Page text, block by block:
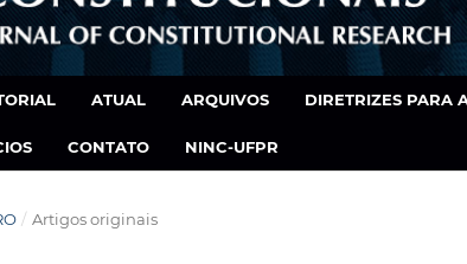
ATUAL ARQUIVOS DIRETRIZES PARA
CONTATO NINC-UFPR
/ Artigos originais